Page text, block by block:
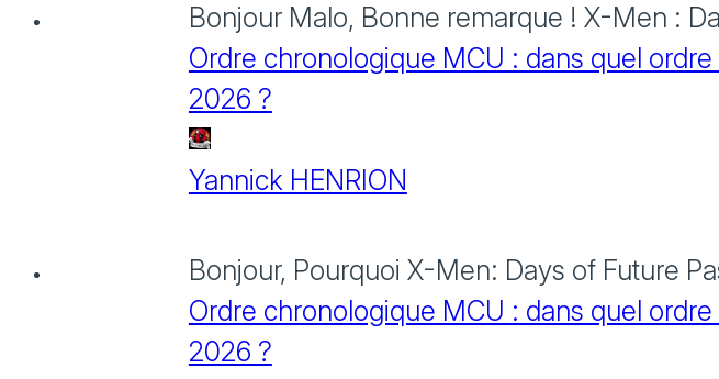
Bonjour Malo, Bonne remarque ! X-Men :
Ordre chronologique MCU : dans quel
2026 ?
Yannick HENRION
Bonjour, Pourquoi X-Men: Days of Future
Ordre chronologique MCU : dans quel
2026 ?